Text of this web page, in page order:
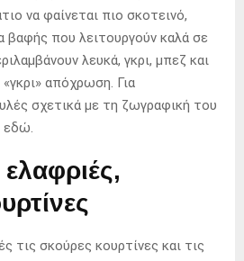
να φαίνεται πιο σκοτεινό,
βαφής που λειτουργούν καλά σε
λευκά, γκρι, μπεζ και
απόχρωση. Για
σχετικά με τη ζωγραφική του
εδώ.
τις σκούρες κουρτίνες και τις